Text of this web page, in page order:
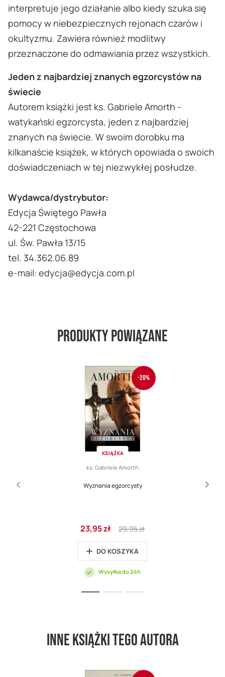
interpretuje jego działanie albo kiedy szuka się
pomocy w niebezpiecznych rejonach czarów i
okultyzmu. Zawiera również modlitwy
przeznaczone do odmawiania przez wszystkich.
Jeden z najbardziej znanych egzorcystów na
świecie
Autorem książki jest ks. Gabriele Amorth -
watykański egzorcysta, jeden z najbardziej
znanych na świecie. W swoim dorobku ma
kilkanaście książek, w których opowiada o swoich
doświadczeniach w tej niezwykłej posłudze.
Wydawca/dystrybutor:
Edycja Świętego Pawła
42-221 Częstochowa
ul. Św. Pawła 13/15
tel. 34.362.06.89
e-mail: edycja@edycja.com.pl
Produkty powiązane
-20%
KSIĄŻKA
ks. Gabriele Amorth
Wyznania egzorcysty
Cena
promocyjna
23,95 zł
Regular
Price
29,95 zł
DO KOSZYKA
Wysyłka do 24h
Inne książki tego autora